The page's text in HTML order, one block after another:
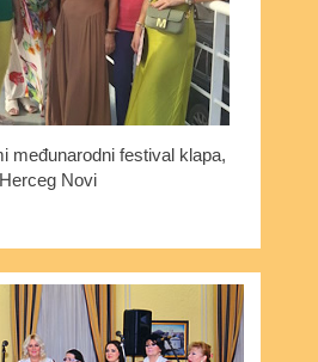
međunarodni festival klapa,
Herceg Novi